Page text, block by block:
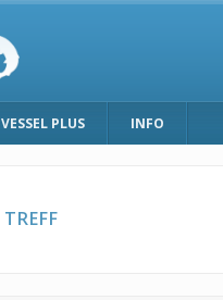
VESSEL PLUS INFO
TREFF